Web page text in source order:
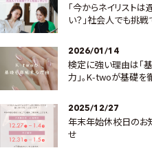
「今からネイリストは
い？」社会人でも挑戦
2026/01/14
検定に強い理由は「
力」。K-twoが基礎を
2025/12/27
年末年始休校日のお
せ